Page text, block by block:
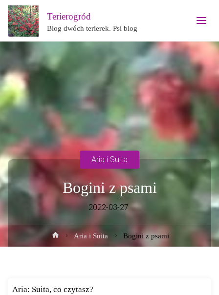
Terierogród
Blog dwóch terierek. Psi blog
Bogini z psami
2022-03-27
Aria i Suita
Strona
główna
Aria i Suita Bogini z psami
Aria: Suita, co czytasz?